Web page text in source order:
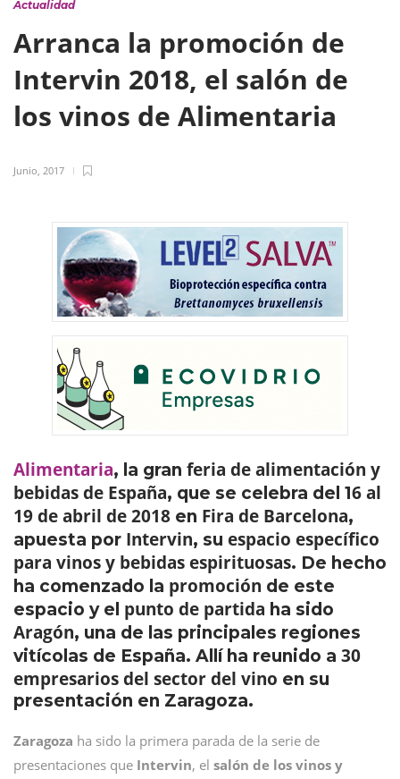
Actualidad
Arranca la promoción de
Intervin 2018, el salón de
los vinos de Alimentaria
Junio, 2017
Alimentaria, la gran feria de alimentación y
bebidas de España, que se celebra del 16 al
19 de abril de 2018 en Fira de Barcelona,
apuesta por Intervin, su espacio específico
para vinos y bebidas espirituosas. De hecho
ha comenzado la promoción de este
espacio y el punto de partida ha sido
Aragón, una de las principales regiones
vitícolas de España. Allí ha reunido a 30
empresarios del sector del vino en su
presentación en Zaragoza.
Zaragoza ha sido la primera parada de la serie de
presentaciones que Intervin, el salón de los vinos y